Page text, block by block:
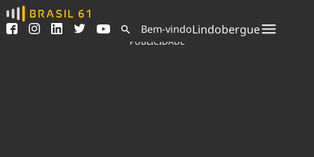
Ver todas as notícias
Podcasts
Indicadores
Bem-vindoLindobergue
PUBLICIDADE